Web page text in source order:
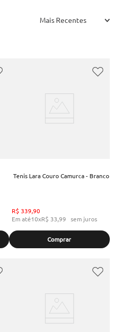
Mais Recentes
Tenis Lara Couro Camurca - Branco
R$ 339,90
Em até10xR$ 33,99 sem juros
Comprar